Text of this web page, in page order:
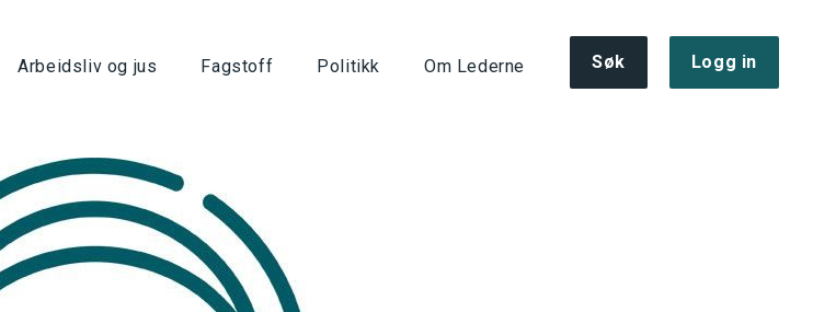
Arbeidsliv og jus Fagstoff Politikk Om Lederne Søk Logg in